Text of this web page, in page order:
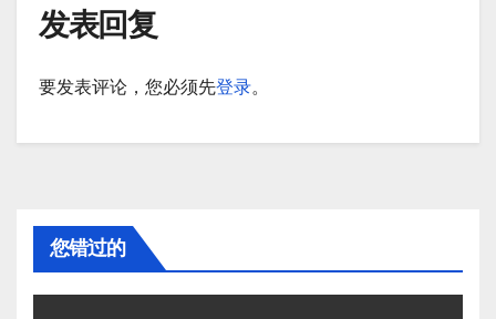
发表回复
要发表评论，您必须先登录。
您错过的